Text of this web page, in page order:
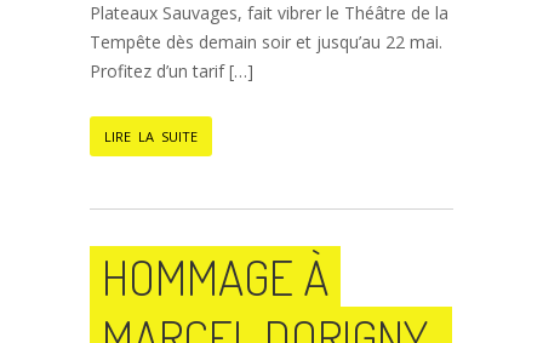
Plateaux Sauvages, fait vibrer le Théâtre de la
Tempête dès demain soir et jusqu’au 22 mai.
Profitez d’un tarif […]
LIRE LA SUITE
HOMMAGE À